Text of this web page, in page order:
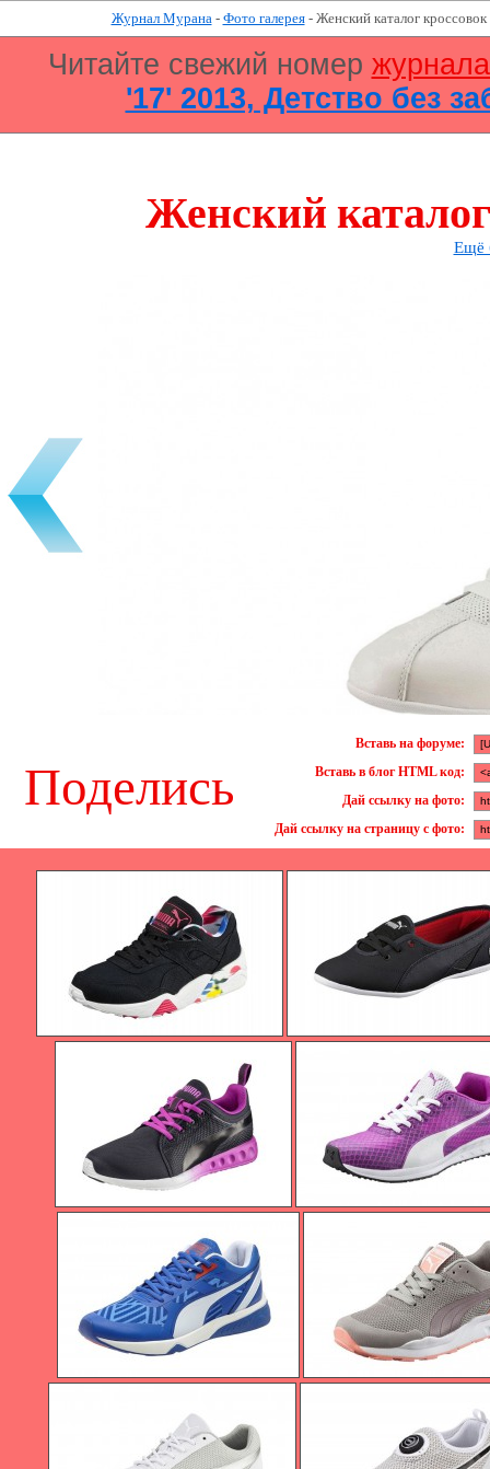
Журнал Мурана- Фото галерея- Женский каталог
Читайте свежий номер
'17' 2013, Детство без
Женский
Ещё
Поделись
Вставь на форуме:
Вставь в блог HTML код:
Дай ссылку на фото:
Дай ссылку на страницу с фото: